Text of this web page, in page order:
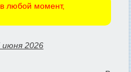
любой момент,
июня 2026